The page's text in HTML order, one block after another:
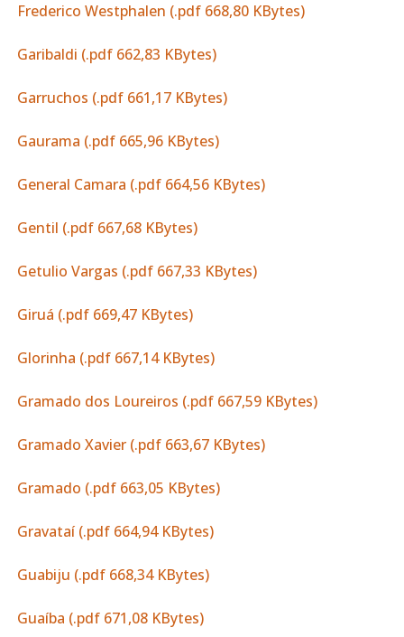
Frederico Westphalen (.pdf 668,80 KBytes)
Garibaldi (.pdf 662,83 KBytes)
Garruchos (.pdf 661,17 KBytes)
Gaurama (.pdf 665,96 KBytes)
General Camara (.pdf 664,56 KBytes)
Gentil (.pdf 667,68 KBytes)
Getulio Vargas (.pdf 667,33 KBytes)
Giruá (.pdf 669,47 KBytes)
Glorinha (.pdf 667,14 KBytes)
Gramado dos Loureiros (.pdf 667,59 KBytes)
Gramado Xavier (.pdf 663,67 KBytes)
Gramado (.pdf 663,05 KBytes)
Gravataí (.pdf 664,94 KBytes)
Guabiju (.pdf 668,34 KBytes)
Guaíba (.pdf 671,08 KBytes)